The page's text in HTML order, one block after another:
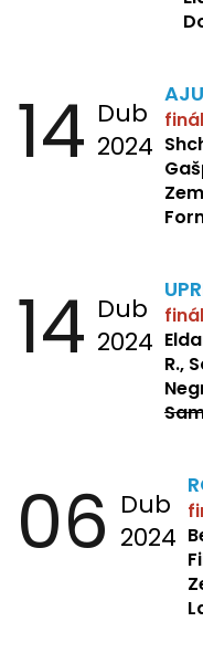
14 Dub
2024
14 Dub
2024
R.,
06 Dub
2024